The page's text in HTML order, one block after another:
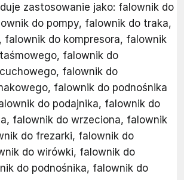
zastosowanie jako: falownik do
do pompy, falownik do traka,
falownik do kompresora, falownik
falownik do
falownik do
falownik do podnośnika
do podajnika, falownik do
falownik do wrzeciona, falownik
do frezarki, falownik do
do wirówki, falownik do
do podnośnika, falownik do